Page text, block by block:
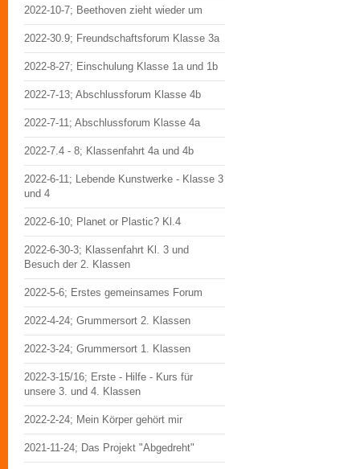
2022-10-7; Beethoven zieht wieder um
2022-30.9; Freundschaftsforum Klasse 3a
2022-8-27; Einschulung Klasse 1a und 1b
2022-7-13; Abschlussforum Klasse 4b
2022-7-11; Abschlussforum Klasse 4a
2022-7.4 - 8; Klassenfahrt 4a und 4b
2022-6-11; Lebende Kunstwerke - Klasse 3
und 4
2022-6-10; Planet or Plastic? Kl.4
2022-6-30-3; Klassenfahrt Kl. 3 und
Besuch der 2. Klassen
2022-5-6; Erstes gemeinsames Forum
2022-4-24; Grummersort 2. Klassen
2022-3-24; Grummersort 1. Klassen
2022-3-15/16; Erste - Hilfe - Kurs für
unsere 3. und 4. Klassen
2022-2-24; Mein Körper gehört mir
2021-11-24; Das Projekt "Abgedreht"